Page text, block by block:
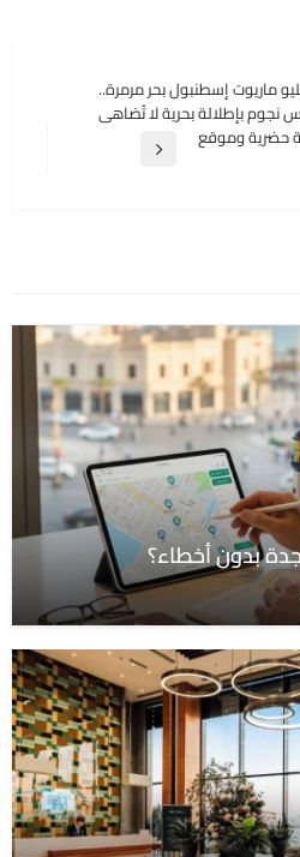
ماريوت إسطنبول بحر مرمرة..
نجوم بإطلالة بحرية لا تُضاهى
حضرية وموقع
بدون أخطاء؟